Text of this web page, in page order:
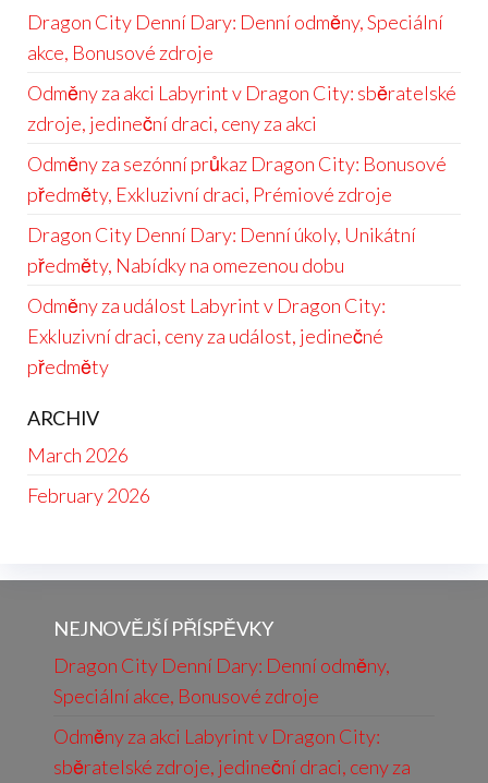
Dragon City Denní Dary: Denní odměny, Speciální
akce, Bonusové zdroje
Odměny za akci Labyrint v Dragon City: sběratelské
zdroje, jedineční draci, ceny za akci
Odměny za sezónní průkaz Dragon City: Bonusové
předměty, Exkluzivní draci, Prémiové zdroje
Dragon City Denní Dary: Denní úkoly, Unikátní
předměty, Nabídky na omezenou dobu
Odměny za událost Labyrint v Dragon City:
Exkluzivní draci, ceny za událost, jedinečné
předměty
ARCHIV
March 2026
February 2026
NEJNOVĚJŠÍ PŘÍSPĚVKY
Dragon City Denní Dary: Denní odměny,
Speciální akce, Bonusové zdroje
Odměny za akci Labyrint v Dragon City:
sběratelské zdroje, jedineční draci, ceny za